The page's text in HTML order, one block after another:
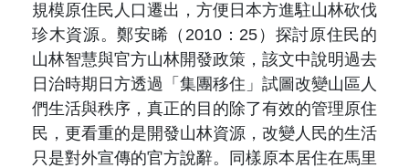
規模原住民人口遷出，方便日本方進駐山林砍伐
珍木資源。鄭安睎（2010：25）探討原住民的
山林智慧與官方山林開發政策，該文中說明過去
日治時期日方透過「集團移住」試圖改變山區人
們生活與秩序，真正的目的除了有效的管理原住
民，更看重的是開發山林資源，改變人民的生活
只是對外宣傳的官方說辭。同樣原本居住在馬里